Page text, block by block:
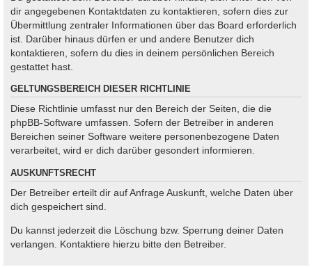
dir angegebenen Kontaktdaten zu kontaktieren, sofern dies zur
Übermittlung zentraler Informationen über das Board erforderlich
ist. Darüber hinaus dürfen er und andere Benutzer dich
kontaktieren, sofern du dies in deinem persönlichen Bereich
gestattet hast.
GELTUNGSBEREICH DIESER RICHTLINIE
Diese Richtlinie umfasst nur den Bereich der Seiten, die die
phpBB-Software umfassen. Sofern der Betreiber in anderen
Bereichen seiner Software weitere personenbezogene Daten
verarbeitet, wird er dich darüber gesondert informieren.
AUSKUNFTSRECHT
Der Betreiber erteilt dir auf Anfrage Auskunft, welche Daten über
dich gespeichert sind.
Du kannst jederzeit die Löschung bzw. Sperrung deiner Daten
verlangen. Kontaktiere hierzu bitte den Betreiber.